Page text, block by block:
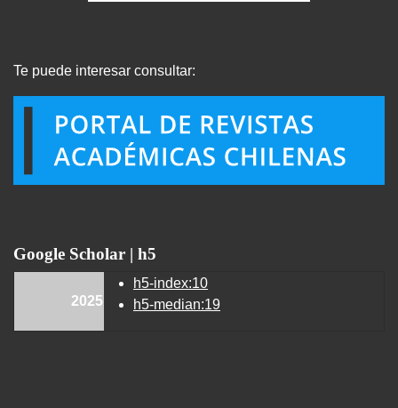
Te puede interesar consultar:
Google Scholar | h5
2025
h5-index:10
h5-median:19